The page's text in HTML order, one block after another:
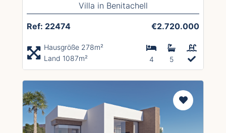
Villa in Benitachell
Ref: 22474 €2.720.000
Hausgröße 278m²
Land 1087m²
4 5